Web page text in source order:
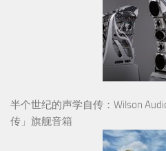
半个世纪的声学自传：Wilson
传」旗舰音箱